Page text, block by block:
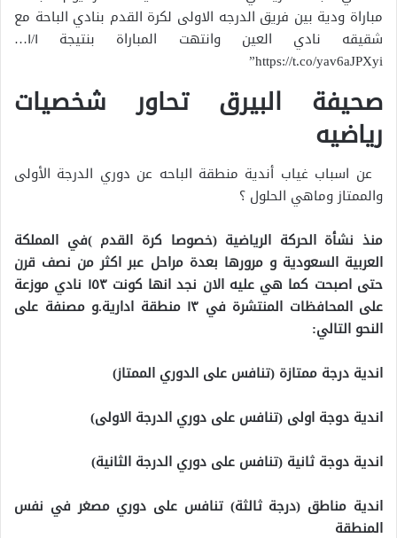
صحيفة البيرق تحاور شخصيات
رياضيه
عن اسباب غياب أندية منطقة الباحه عن دوري الدرجة الأولى
والممتاز وماهي الحلول ؟
منذ نشأة الحركة الرياضية (خصوصا كرة القدم )في المملكة
العربية السعودية و مرورها بعدة مراحل عبر اكثر من نصف قرن
حتى اصبحت كما هي عليه الان نجد انها كونت ١٥٣ نادي موزعة
على المحافظات المنتشرة في ١٣ منطقة ادارية.و مصنفة على
النحو التالي:
اندية درجة ممتازة (تنافس على الدوري الممتاز)
اندية دوجة اولى (تنافس على دوري الدرجة الاولى)
اندية دوجة ثانية (تنافس على دوري الدرجة الثانية)
اندية مناطق (درجة ثالثة) تنافس على دوري مصغر في نفس
المنطقة